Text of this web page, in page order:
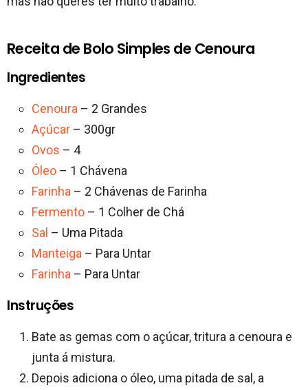
Receita de Bolo Simples de Cenoura
Ingredientes
Cenoura – 2 Grandes
Açúcar – 300gr
Ovos – 4
Óleo – 1 Chávena
Farinha – 2 Chávenas de Farinha
Fermento – 1 Colher de Chá
Sal – Uma Pitada
Manteiga – Para Untar
Farinha – Para Untar
Instruções
Bate as gemas com o açúcar, tritura a cenoura e
junta á mistura.
Depois adiciona o óleo, uma pitada de sal, a